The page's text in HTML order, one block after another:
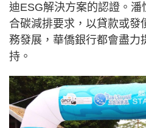
迪ESG解決方案的認證。
合碳減排要求，以貸款或發
務發展，華僑銀行都會盡力
持。